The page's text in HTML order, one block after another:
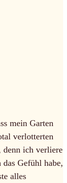
mein Garten
verlotterten
denn ich verliere
Gefühl habe,
alles